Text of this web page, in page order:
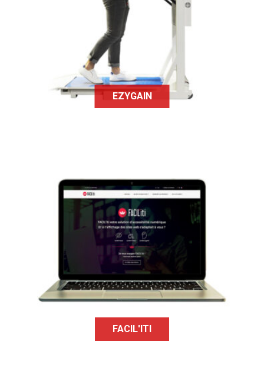
EZYGAIN
l'attention des personnes à mobilité
réduite en cours de rééducation.
FACIL'ITI
La plateforme FACIL'iti propose de
rendre les sites web plus accessibles
aux personnes en situation de
handicap cognitif, moteur et visuel.